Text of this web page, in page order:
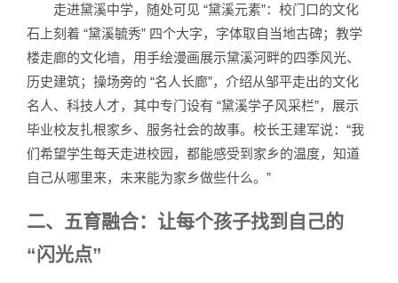
走进黛溪中学，随处可见 “黛溪元素”：校门口的文化
石上刻着 “黛溪毓秀” 四个大字，字体取自当地古碑；教学
楼走廊的文化墙，用手绘漫画展示黛溪河畔的四季风光、
历史建筑；操场旁的 “名人长廊”，介绍从邹平走出的文化
名人、科技人才，其中专门设有 “黛溪学子风采栏”，展示
毕业校友扎根家乡、服务社会的故事。校长王建军说：“我
们希望学生每天走进校园，都能感受到家乡的温度，知道
自己从哪里来，未来能为家乡做些什么。”
二、五育融合：让每个孩子找到自己的
“闪光点”